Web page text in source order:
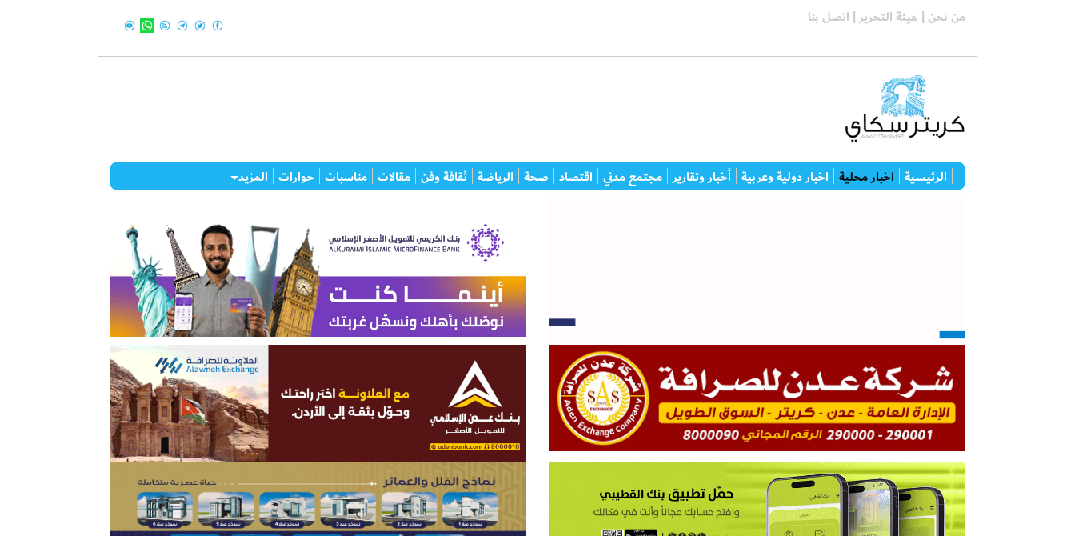
من نحن | هيئة التحرير | اتصل بنا
الرئيسية اخبار محلية اخبار دولية وعربية أخبار وتقارير مجتمع مدني اقتصاد صحة الرياضة ثقافة وفن مقالات مناسبات حوارات المزيد